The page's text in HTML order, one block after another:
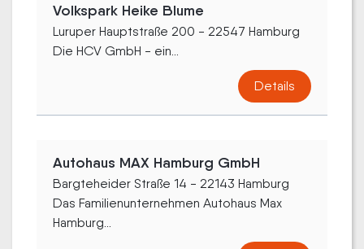
Volkspark Heike Blume
Luruper Hauptstraße 200 - 22547 Hamburg
Die HCV GmbH - ein...
Details
Autohaus MAX Hamburg GmbH
Bargteheider Straße 14 - 22143 Hamburg
Das Familienunternehmen Autohaus Max
Hamburg...